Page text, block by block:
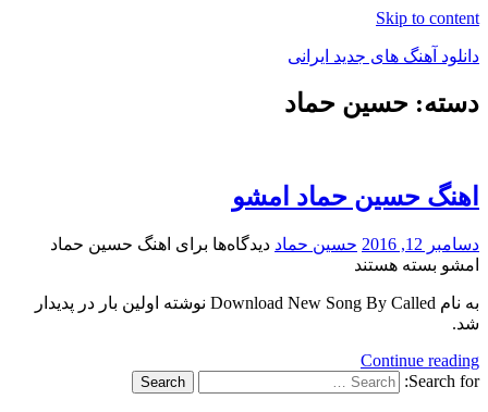
Skip to content
دانلود آهنگ های جدید ایرانی
دانلود
دسته: حسین حماد
اهنگ حسین حماد امشو
دسامبر 12, 2016 حسین حماد دیدگاه‌ها برای اهنگ حسین حماد
امشو بسته هستند
به نام Download New Song By Called نوشته اولین بار در پدیدار
شد.
Continue reading
Search for:
Search